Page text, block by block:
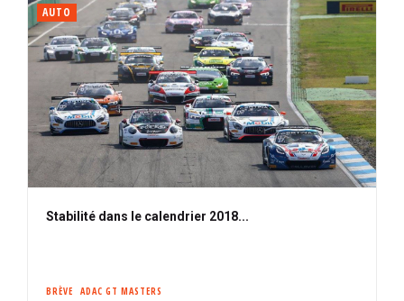
AUTO
Stabilité dans le calendrier 2018...
BRÈVE ADAC GT MASTERS